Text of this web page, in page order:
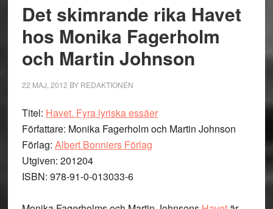
Det skimrande rika Havet
hos Monika Fagerholm
och Martin Johnson
22 MAJ, 2012 BY REDAKTIONEN
Titel: Havet. Fyra lyriska essäer
Författare: Monika Fagerholm och Martin Johnson
Förlag: Albert Bonniers Förlag
Utgiven: 201204
ISBN: 978-91-0-013033-6